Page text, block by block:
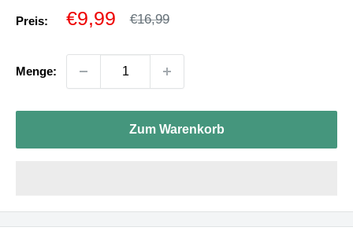
Preis: Sonderpreis
€9,99 Normalpreis
€16,99
Menge:
Zum Warenkorb